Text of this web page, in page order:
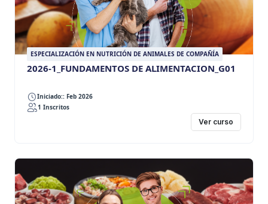
ESPECIALIZACIÓN EN NUTRICIÓN DE ANIMALES DE COMPAÑÍA
2026-1_FUNDAMENTOS DE ALIMENTACION_G01
Iniciado:: Feb 2026
1 Inscritos
Ver curso